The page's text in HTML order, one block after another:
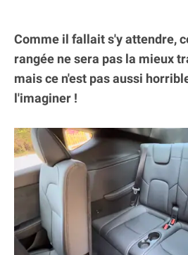
Comme il fallait s'y attendre,
rangée ne sera pas la mieux
mais ce n'est pas aussi
l'imaginer !